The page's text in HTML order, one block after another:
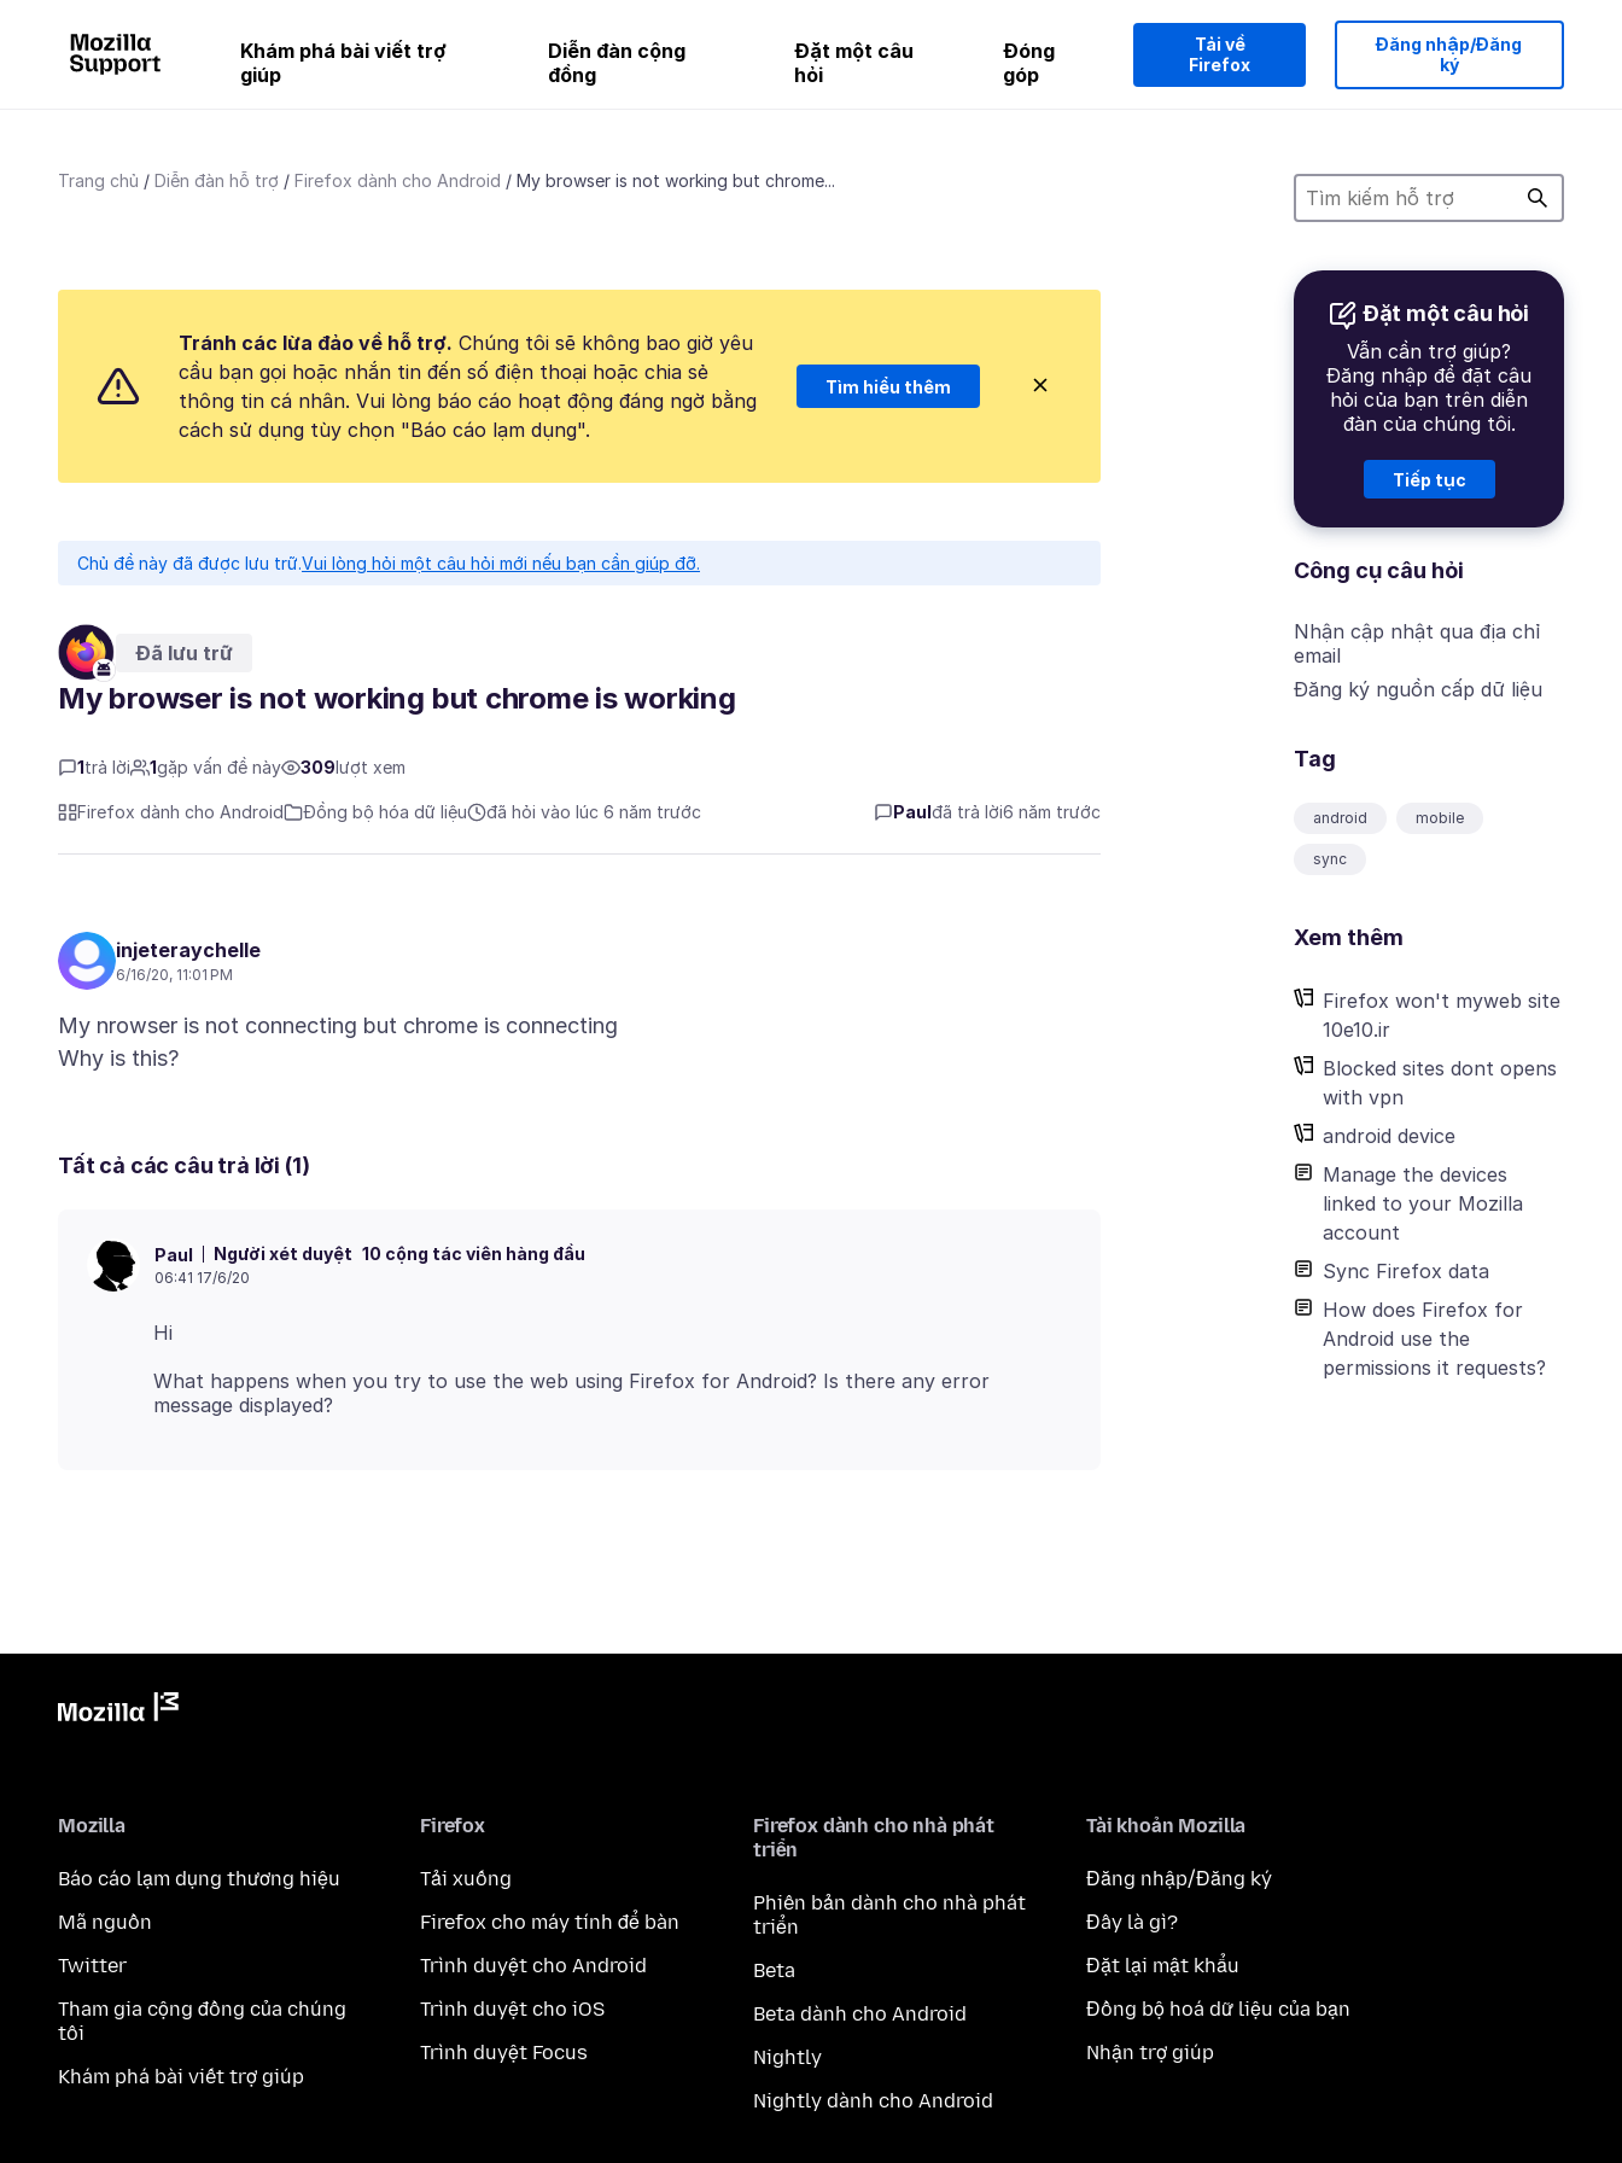
Khám phá bài viết trợ
giúp
Diễn đàn cộng
đồng
Đặt một câu
hỏi
Đóng
góp
Tải về
Firefox
Đăng nhập/Đăng
ký
Trang chủ Diễn đàn hỗ trợ Firefox dành cho Android My browser is not working but chrome...
Đặt một câu hỏi
Vẫn cần trợ giúp?
Đăng nhập để đặt câu
hỏi của bạn trên diễn
đàn của chúng tôi.
Tiếp tục
Công cụ câu hỏi
Nhận cập nhật qua địa chỉ
email
Đăng ký nguồn cấp dữ liệu
Tag
android mobile
sync
Xem thêm
Firefox won't myweb site
10e10.ir
Blocked sites dont opens
with vpn
android device
Manage the devices
linked to your Mozilla
account
Sync Firefox data
How does Firefox for
Android use the
permissions it requests?
Tránh các lừa đảo về hỗ trợ. Chúng tôi sẽ không bao giờ yêu
cầu bạn gọi hoặc nhắn tin đến số điện thoại hoặc chia sẻ
thông tin cá nhân. Vui lòng báo cáo hoạt động đáng ngờ bằng
cách sử dụng tùy chọn "Báo cáo lạm dụng".
Tìm hiểu thêm
Chủ đề này đã được lưu trữ.Vui lòng hỏi một câu hỏi mới nếu bạn cần giúp đỡ.
Đã lưu trữ
My browser is not working but chrome is working
1trả lời 1gặp vấn đề này 309lượt xem
Firefox dành cho Android Đồng bộ hóa dữ liệu đã hỏi vào lúc 6 năm trước Paulđã trả lời6 năm trước
injeteraychelle
6/16/20, 11:01 PM
My nrowser is not connecting but chrome is connecting
Tất cả các câu trả lời (1)
Paul Người xét duyệt 10 cộng tác viên hàng đầu
06:41 17/6/20
What happens when you try to use the web using Firefox for Android? Is there any error
Mozilla
Báo cáo lạm dụng thương hiệu
Mã nguồn
Twitter
Tham gia cộng đồng của chúng
tôi
Khám phá bài viết trợ giúp
Firefox
Tải xuống
Firefox cho máy tính để bàn
Trình duyệt cho Android
Trình duyệt cho iOS
Trình duyệt Focus
Firefox dành cho nhà phát
triển
Phiên bản dành cho nhà phát
triển
Beta
Beta dành cho Android
Nightly
Nightly dành cho Android
Tài khoản Mozilla
Đăng nhập/Đăng ký
Đây là gì?
Đặt lại mật khẩu
Đồng bộ hoá dữ liệu của bạn
Nhận trợ giúp